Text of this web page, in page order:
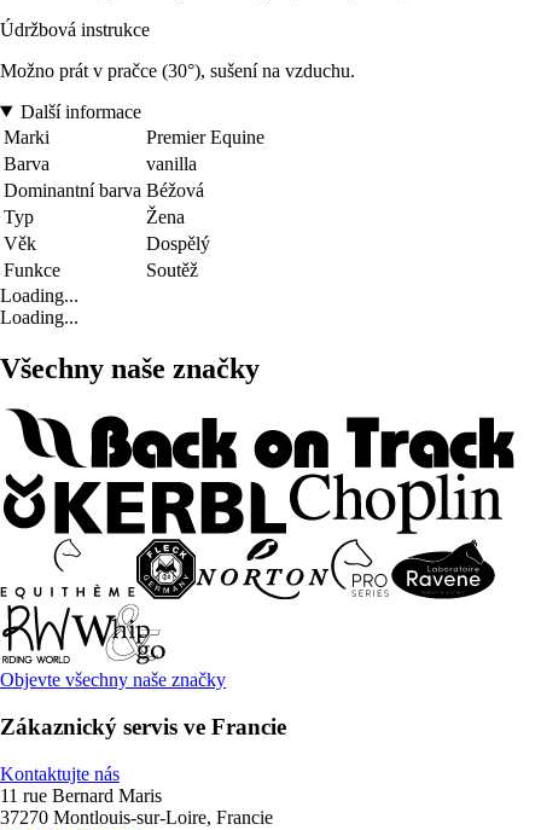
Údržbová instrukce
Možno prát v pračce (30°), sušení na vzduchu.
Další informace
Marki
Premier Equine
Barva
vanilla
Dominantní barva Béžová
Typ
Žena
Věk
Dospělý
Funkce
Soutěž
Loading...
Loading...
Všechny naše značky
Objevte všechny naše značky
Zákaznický servis ve Francie
Kontaktujte nás
11 rue Bernard Maris
37270 Montlouis-sur-Loire, Francie